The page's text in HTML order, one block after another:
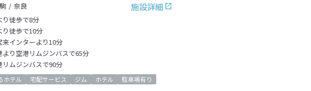
施設詳細
奈良
り徒歩で8分
り徒歩で10分
インターより10分
り空港リムジンバスで65分
ムジンバスで90分
ホテル 宅配サービス ジム ホテル
駐車場有り